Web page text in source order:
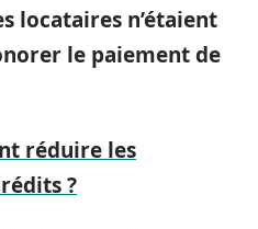
locataires n’étaient
le paiement de
réduire les
?